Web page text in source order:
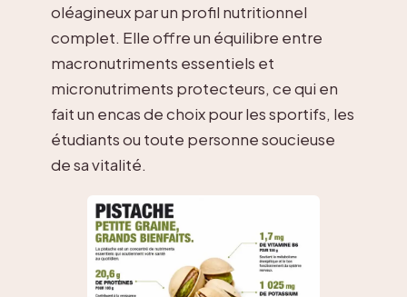
oléagineux par un profil nutritionnel
complet. Elle offre un équilibre entre
macronutriments essentiels et
micronutriments protecteurs, ce qui en
fait un encas de choix pour les sportifs, les
étudiants ou toute personne soucieuse
de sa vitalité.